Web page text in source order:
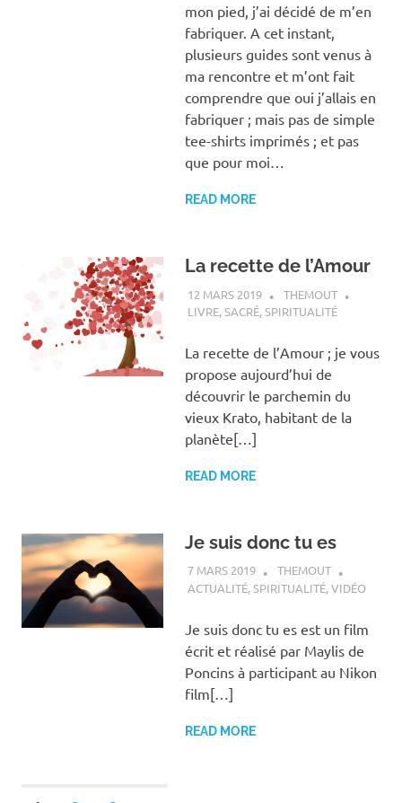
mon pied, j’ai décidé de m’en
fabriquer. A cet instant,
plusieurs guides sont venus à
ma rencontre et m’ont fait
comprendre que oui j’allais en
fabriquer ; mais pas de simple
tee-shirts imprimés ; et pas
que pour moi…
READ MORE
La recette de l’Amour
12 MARS 2019
THEMOUT
LIVRE,SACRÉ,SPIRITUALITÉ
La recette de l’Amour ; je vous
propose aujourd’hui de
découvrir le parchemin du
vieux Krato, habitant de la
planète[…]
READ MORE
Je suis donc tu es
7 MARS 2019
THEMOUT
ACTUALITÉ,SPIRITUALITÉ,VIDÉO
Je suis donc tu es est un film
écrit et réalisé par Maylis de
Poncins à participant au Nikon
film[…]
READ MORE